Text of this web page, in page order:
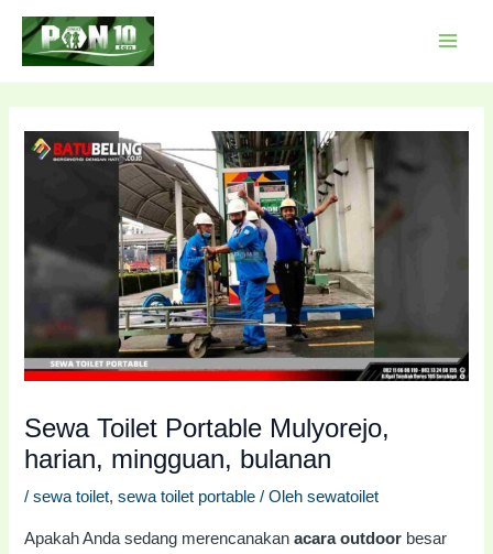
konten
Sewa Toilet Portable Mulyorejo,
harian, mingguan, bulanan
/sewa toilet,sewa toilet portable / Olehsewatoilet
Apakah Anda sedang merencanakanacara outdoor besar
navigation